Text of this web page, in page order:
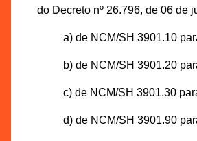
do Decreto nº 26.796, de 06 de
a) de NCM/SH 3901.10
b) de NCM/SH 3901.20
c) de NCM/SH 3901.30
d) de NCM/SH 3901.90